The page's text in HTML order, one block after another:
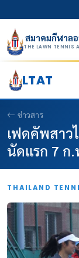
สมาคมกีฬาล
THE LAWN TENNIS
LTAT
ข่าวสาร
เฟดคัพสา
นัดแรก 7 ก
THAILAND